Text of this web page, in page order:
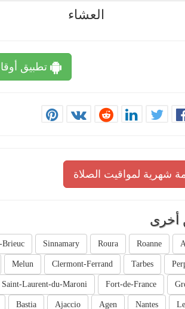
العشاء
تطبيق
شهرية لمواقيت الصلاة
أخرى
Roanne
Roura
Sinnamary
Brieuc
Tarbes
Clermont-Ferrand
Melun
Fort-de-France
Saint-Laurent-du-Maroni
Nantes
Agen
Ajaccio
Bastia